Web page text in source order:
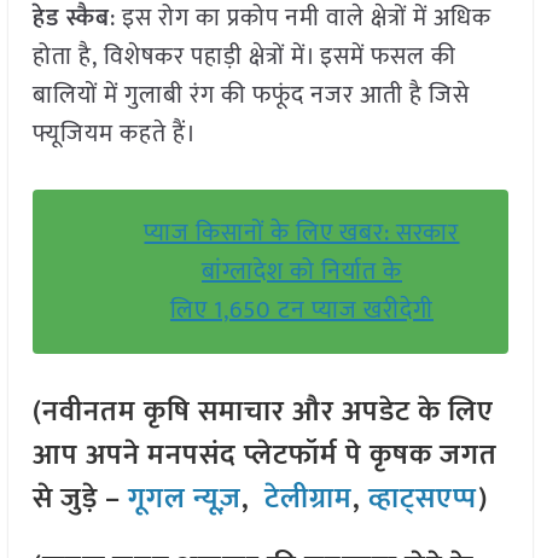
हेड स्कैब: इस रोग का प्रकोप नमी वाले क्षेत्रों में अधिक
होता है, विशेषकर पहाड़ी क्षेत्रों में। इसमें फसल की
बालियों में गुलाबी रंग की फफूंद नजर आती है जिसे
फ्यूजियम कहते हैं।
प्याज किसानों के लिए खबर: सरकार
बांग्लादेश को निर्यात के
लिए 1,650 टन प्याज खरीदेगी
(नवीनतम कृषि समाचार और अपडेट के लिए
आप अपने मनपसंद प्लेटफॉर्म पे कृषक जगत
से जुड़े –गूगल न्यूज़,टेलीग्राम,व्हाट्सएप्प)